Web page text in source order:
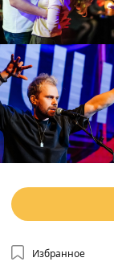
Избранное